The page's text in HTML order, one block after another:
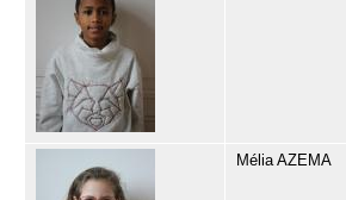
Mélia AZEMA